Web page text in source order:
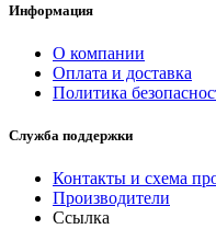
Информация
О компании
Оплата и доставка
Политика
Служба поддержки
Контакты и схема
Производители
Ссылка